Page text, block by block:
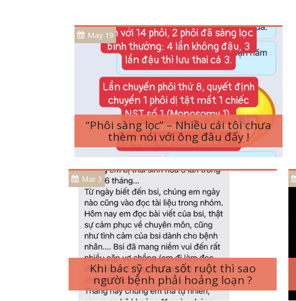
May 19
“Phôi sàng lọc” – Nhiều cái tôi chưa
thèm nói với ông đâu đấy !
Mar 3
Khi bác sỹ chưa sốt ruột thì sao
người bệnh phải hoảng loạn ?